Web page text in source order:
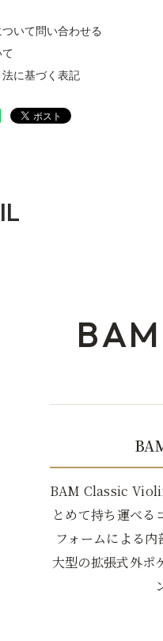
ついて問い合わせる
て
法に基づく表記
BAM Classic
とめて持ち運べる
フォームによる
大型の拡張式外ポ